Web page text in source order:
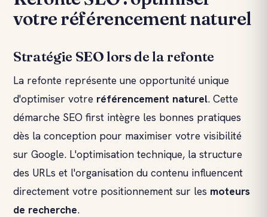
votre référencement naturel
Stratégie SEO lors de la refonte
La refonte représente une opportunité unique
d'optimiser votre référencement naturel. Cette
démarche SEO first intègre les bonnes pratiques
dès la conception pour maximiser votre visibilité
sur Google. L'optimisation technique, la structure
des URLs et l'organisation du contenu influencent
directement votre positionnement sur les moteurs
de recherche.